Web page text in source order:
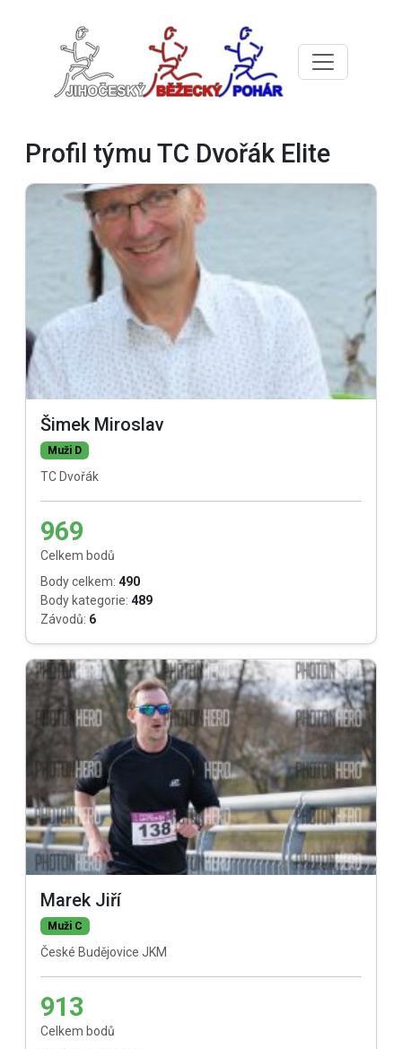
Profil týmu TC Dvořák Elite
Šimek Miroslav
Muži D
TC Dvořák
969
Celkem bodů
Body celkem: 490
Body kategorie: 489
Závodů: 6
Marek Jiří
Muži C
České Budějovice JKM
913
Celkem bodů